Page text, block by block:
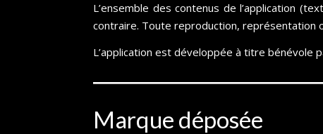
L’ensemble des contenus de l’application
contraire. Toute reproduction, représentation
L’application est développée à titre bénévole
Marque déposée